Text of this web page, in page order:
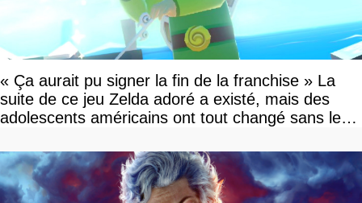
« Ça aurait pu signer la fin de la franchise » La
suite de ce jeu Zelda adoré a existé, mais des
adolescents américains ont tout changé sans le